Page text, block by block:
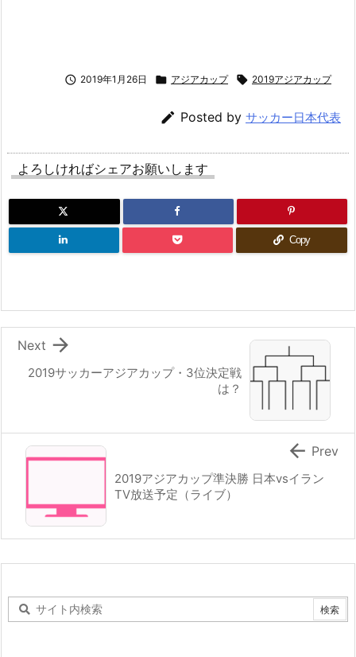
 2019年1月26日  アジアカップ  2019アジアカップ
 Posted by サッカー日本代表
よろしければシェアお願いします
Copy
2019サッカーアジアカップ・3位決定戦
は？

Next
2019アジアカップ準決勝 日本vsイラン
TV放送予定（ライブ）
 Prev